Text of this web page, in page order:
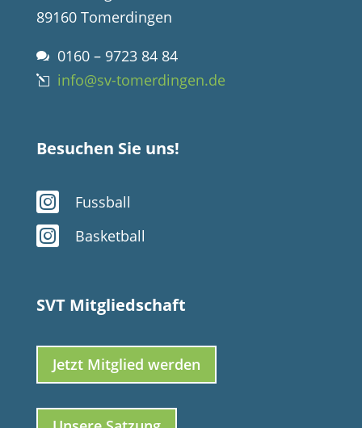
89160 Tomerdingen
 0160 – 9723 84 84
l info@sv-tomerdingen.de
Besuchen Sie uns!
 Fussball
 Basketball
SVT Mitgliedschaft
Jetzt Mitglied werden